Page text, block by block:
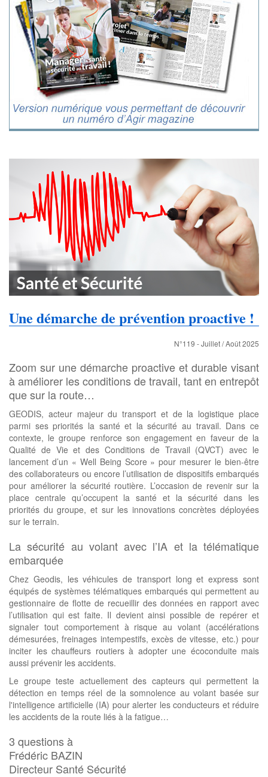
Une démarche de prévention proactive !
N°119 - Juillet / Août 2025
Zoom sur une démarche proactive et durable visant
à améliorer les conditions de travail, tant en entrepôt
que sur la route…
GEODIS, acteur majeur du transport et de la logistique place
parmi ses priorités la santé et la sécurité au travail. Dans ce
contexte, le groupe renforce son engagement en faveur de la
Qualité de Vie et des Conditions de Travail (QVCT) avec le
lancement d’un « Well Being Score » pour mesurer le bien-être
des collaborateurs ou encore l’utilisation de dispositifs embarqués
pour améliorer la sécurité routière. L’occasion de revenir sur la
place centrale qu’occupent la santé et la sécurité dans les
priorités du groupe, et sur les innovations concrètes déployées
sur le terrain.
La sécurité au volant avec l’IA et la télématique
embarquée
Chez Geodis, les véhicules de transport long et express sont
équipés de systèmes télématiques embarqués qui permettent au
gestionnaire de flotte de recueillir des données en rapport avec
l’utilisation qui est faite. Il devient ainsi possible de repérer et
signaler tout comportement à risque au volant (accélérations
démesurées, freinages intempestifs, excès de vitesse, etc.) pour
inciter les chauffeurs routiers à adopter une écoconduite mais
aussi prévenir les accidents.
Le groupe teste actuellement des capteurs qui permettent la
détection en temps réel de la somnolence au volant basée sur
l'intelligence artificielle (IA) pour alerter les conducteurs et réduire
les accidents de la route liés à la fatigue…
3 questions à
Frédéric BAZIN
Directeur Santé Sécurité